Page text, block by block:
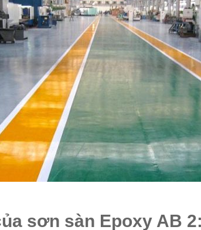
sơn sàn Epoxy AB